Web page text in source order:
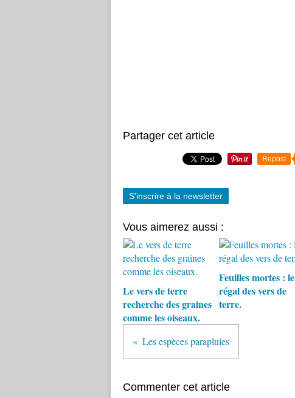
Partager cet article
Repost
S'inscrire à la newsletter
Vous aimerez aussi :
Le vers de terre
recherche des graines
comme les oiseaux.
Feuilles mortes : le
régal des vers de
terre.
Les espèces parapluies
Commenter cet article